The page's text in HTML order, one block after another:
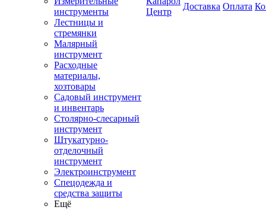
инструменты
Лестницы и
стремянки
Малярный
инструмент
Расходные
материалы,
хозтовары
Садовый инструмент
и инвентарь
Столярно-слесарный
инструмент
Штукатурно-
отделочный
инструмент
Электроинструмент
Спецодежда и
средства защиты
Ещё
Центр
Доставка Оплата